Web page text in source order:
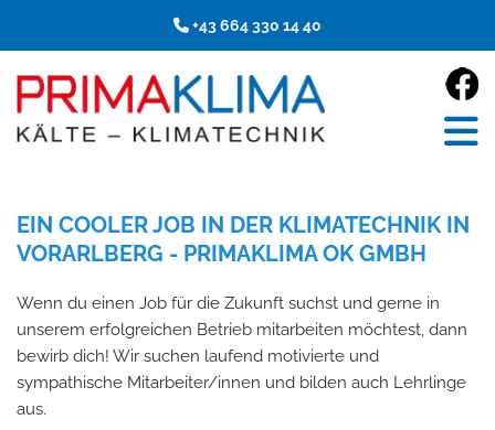
 +43 664 330 14 40
EIN COOLER JOB IN DER KLIMATECHNIK IN
VORARLBERG - PRIMAKLIMA OK GMBH
Wenn du einen Job für die Zukunft suchst und gerne in
unserem erfolgreichen Betrieb mitarbeiten möchtest, dann
bewirb dich! Wir suchen laufend motivierte und
sympathische Mitarbeiter/innen und bilden auch Lehrlinge
aus.